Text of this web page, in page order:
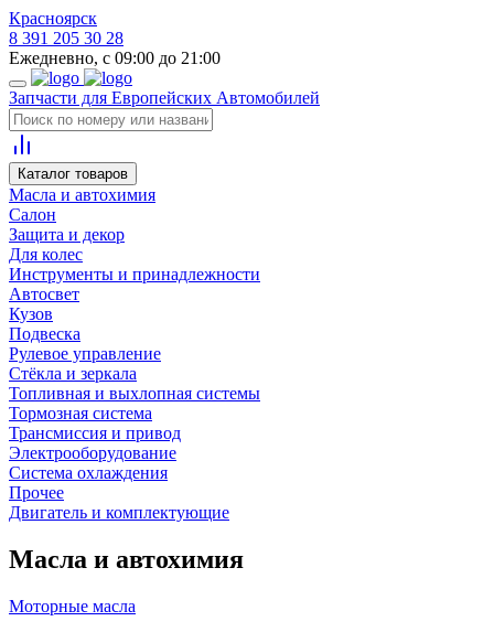
Красноярск
8 391 205 30 28
Ежедневно, с 09:00 до 21:00
Запчасти для Европейских Автомобилей
Каталог товаров
Масла и автохимия
Салон
Защита и декор
Для колес
Инструменты и принадлежности
Автосвет
Кузов
Подвеска
Рулевое управление
Стёкла и зеркала
Топливная и выхлопная системы
Тормозная система
Трансмиссия и привод
Электрооборудование
Система охлаждения
Прочее
Двигатель и комплектующие
Масла и автохимия
Моторные масла